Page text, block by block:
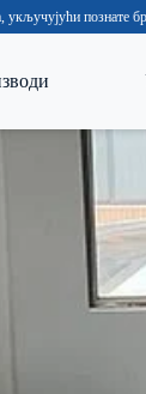
укључујући